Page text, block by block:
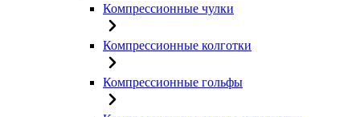
Компрессионные чулки
Компрессионные колготки
Компрессионные гольфы